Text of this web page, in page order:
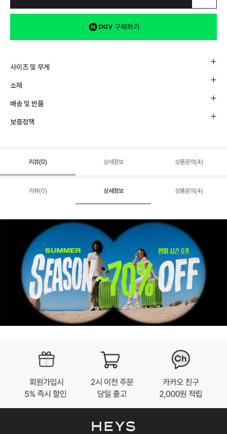
사이즈 및 무게
소재
배송 및 반품
보증정책
리뷰(0) 상세정보 상품문의(4)
리뷰(0) 상세정보 상품문의(4)